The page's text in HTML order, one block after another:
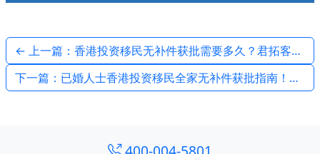
← 上一篇：香港投资移民无补件获批需要多久？君拓客户最快6周获批实录
下一篇：已婚人士香港投资移民全家无补件获批指南！君拓最新案例 →